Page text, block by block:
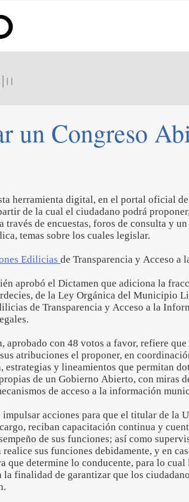
un Congreso
herramienta digital, en el portal oficial
de la cual el ciudadano podrá
través de encuestas, foros de consulta y
temas sobre los cuales legislar.
Edilicias de Transparencia y Acceso a
aprobó el Dictamen que adiciona la
de la Ley Orgánica del Municipio
de Transparencia y Acceso a la
aprobado con 48 votos a favor, refiere
atribuciones el proponer, en
estrategias y lineamientos que permitan
de un Gobierno Abierto, con miras
de acceso a la información
impulsar acciones para que el titular de la
reciban capacitación continua y
de sus funciones; así como
realice sus funciones debidamente, y en
que determine lo conducente, para lo
finalidad de garantizar que los